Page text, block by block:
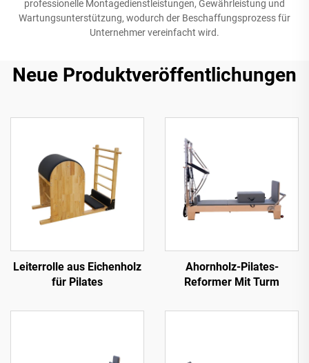
professionelle Montagedienstleistungen, Gewährleistung und
Wartungsunterstützung, wodurch der Beschaffungsprozess für
Unternehmer vereinfacht wird.
Neue Produktveröffentlichungen
Leiterrolle aus Eichenholz
für Pilates
Ahornholz-Pilates-
Reformer Mit Turm